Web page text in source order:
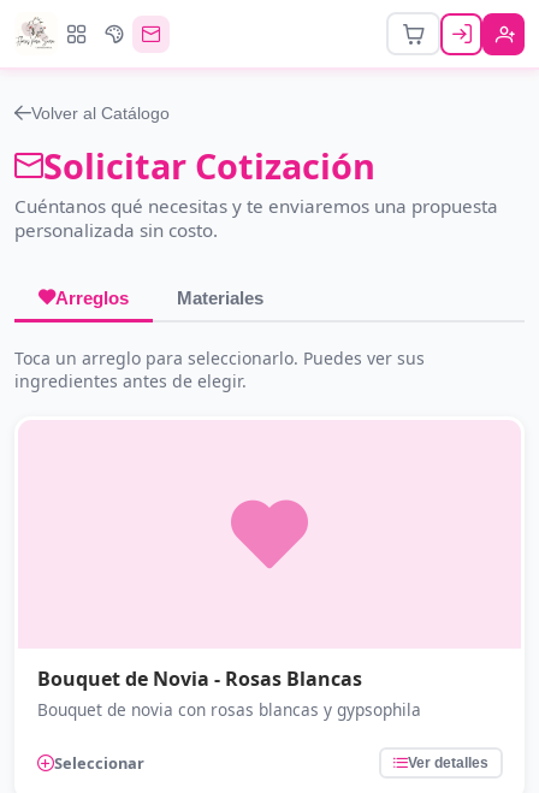
Volver al Catálogo
Solicitar Cotización
Cuéntanos qué necesitas y te enviaremos una propuesta
personalizada sin costo.
Arreglos Materiales
Toca un arreglo para seleccionarlo. Puedes ver sus
ingredientes antes de elegir.
Bouquet de Novia - Rosas Blancas
Bouquet de novia con rosas blancas y gypsophila
Seleccionar Ver detalles